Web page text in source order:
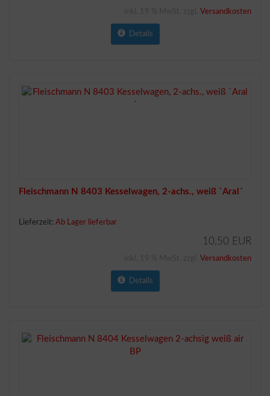
Versandkosten
Details
Fleischmann N 8403 Kesselwagen, 2-achs., weiß `Aral´
Lieferzeit: Ab Lager lieferbar
10,50 EUR
Versandkosten
Details